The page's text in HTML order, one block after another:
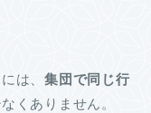
は、集団で同じ行
くありません。